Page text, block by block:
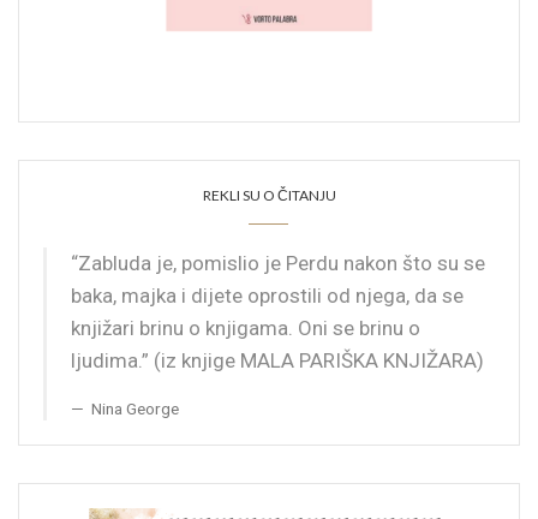
REKLI SU O ČITANJU
“Zabluda je, pomislio je Perdu nakon što su se
baka, majka i dijete oprostili od njega, da se
knjižari brinu o knjigama. Oni se brinu o
ljudima.” (iz knjige MALA PARIŠKA KNJIŽARA)
Nina George